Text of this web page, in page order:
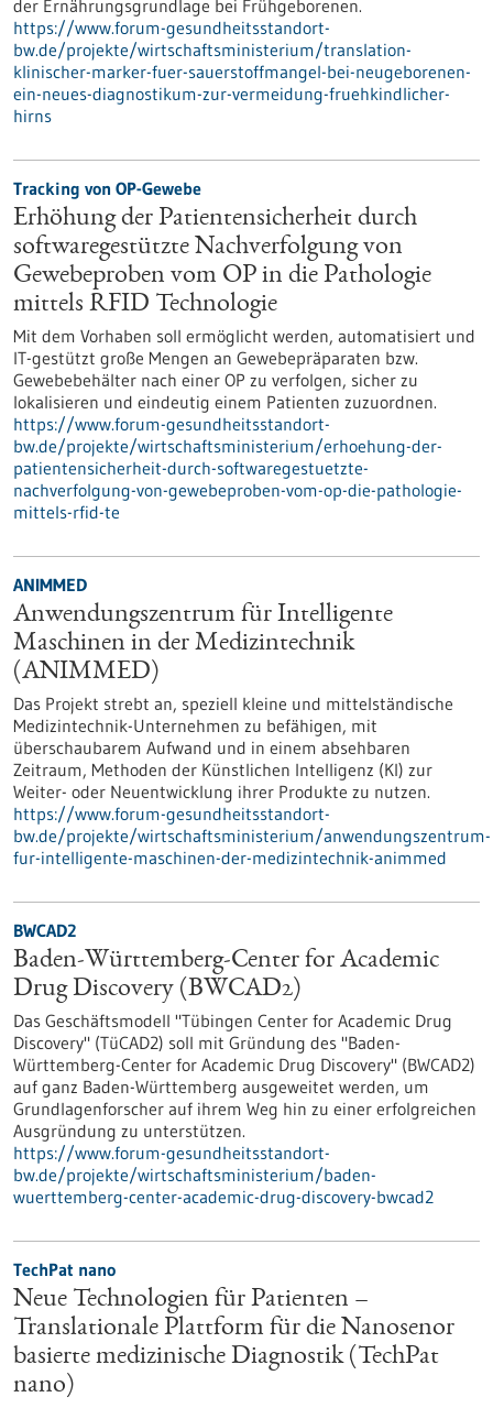
der Ernährungsgrundlage bei Frühgeborenen.
https://www.forum-gesundheitsstandort-
bw.de/projekte/wirtschaftsministerium/translation-
klinischer-marker-fuer-sauerstoffmangel-bei-neugeborenen-
ein-neues-diagnostikum-zur-vermeidung-fruehkindlicher-
hirns
Tracking von OP-Gewebe
Erhöhung der Patientensicherheit durch
softwaregestützte Nachverfolgung von
Gewebeproben vom OP in die Pathologie
mittels RFID Technologie
Mit dem Vorhaben soll ermöglicht werden, automatisiert und
IT-gestützt große Mengen an Gewebepräparaten bzw.
Gewebebehälter nach einer OP zu verfolgen, sicher zu
lokalisieren und eindeutig einem Patienten zuzuordnen.
https://www.forum-gesundheitsstandort-
bw.de/projekte/wirtschaftsministerium/erhoehung-der-
patientensicherheit-durch-softwaregestuetzte-
nachverfolgung-von-gewebeproben-vom-op-die-pathologie-
mittels-rfid-te
ANIMMED
Anwendungszentrum für Intelligente
Maschinen in der Medizintechnik
(ANIMMED)
Das Projekt strebt an, speziell kleine und mittelständische
Medizintechnik-Unternehmen zu befähigen, mit
überschaubarem Aufwand und in einem absehbaren
Zeitraum, Methoden der Künstlichen Intelligenz (KI) zur
Weiter- oder Neuentwicklung ihrer Produkte zu nutzen.
https://www.forum-gesundheitsstandort-
bw.de/projekte/wirtschaftsministerium/anwendungszentrum-
fur-intelligente-maschinen-der-medizintechnik-animmed
BWCAD2
Baden-Württemberg-Center for Academic
Drug Discovery (BWCAD2)
Das Geschäftsmodell "Tübingen Center for Academic Drug
Discovery" (TüCAD2) soll mit Gründung des "Baden-
Württemberg-Center for Academic Drug Discovery" (BWCAD2)
auf ganz Baden-Württemberg ausgeweitet werden, um
Grundlagenforscher auf ihrem Weg hin zu einer erfolgreichen
Ausgründung zu unterstützen.
https://www.forum-gesundheitsstandort-
bw.de/projekte/wirtschaftsministerium/baden-
wuerttemberg-center-academic-drug-discovery-bwcad2
TechPat nano
Neue Technologien für Patienten –
Translationale Plattform für die Nanosenor
basierte medizinische Diagnostik (TechPat
nano)